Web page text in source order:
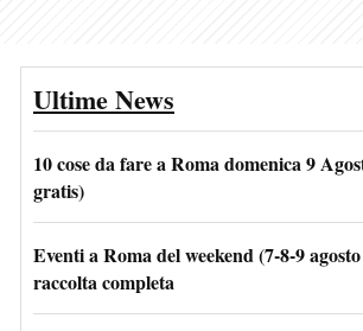
Ultime News
10 cose da fare a Roma domenica 9
gratis)
Eventi a Roma del weekend (7-8-9
raccolta completa